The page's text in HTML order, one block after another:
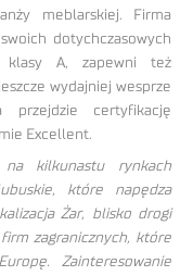
meblarskiej. Firma
dotychczasowych
klasy A, zapewni też
wydajniej wesprze
certyfikację
Excellent.
kilkunastu rynkach
które napędza
Żar, blisko drogi
zagranicznych, które
Zainteresowanie